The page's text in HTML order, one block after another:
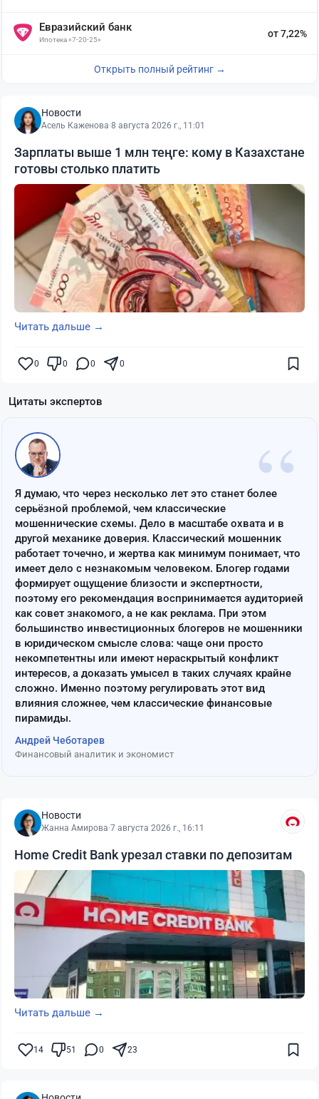
Евразийский банк
Ипотека «7-20-25»
от 7,22%
Открыть полный рейтинг →
Новости
Асель Каженова·8 августа 2026 г., 11:01
Зарплаты выше 1 млн теңге: кому в Казахстане
готовы столько платить
Читать дальше →
0 0 0 0
Цитаты экспертов
“
Я думаю, что через несколько лет это станет более
серьёзной проблемой, чем классические
мошеннические схемы. Дело в масштабе охвата и в
другой механике доверия. Классический мошенник
работает точечно, и жертва как минимум понимает, что
имеет дело с незнакомым человеком. Блогер годами
формирует ощущение близости и экспертности,
поэтому его рекомендация воспринимается аудиторией
как совет знакомого, а не как реклама. При этом
большинство инвестиционных блогеров не мошенники
в юридическом смысле слова: чаще они просто
некомпетентны или имеют нераскрытый конфликт
интересов, а доказать умысел в таких случаях крайне
сложно. Именно поэтому регулировать этот вид
влияния сложнее, чем классические финансовые
пирамиды.
Андрей Чеботарев
Финансовый аналитик и экономист
Новости
Жанна Амирова·7 августа 2026 г., 16:11
Home Credit Bank урезал ставки по депозитам
Читать дальше →
14 51 0 23